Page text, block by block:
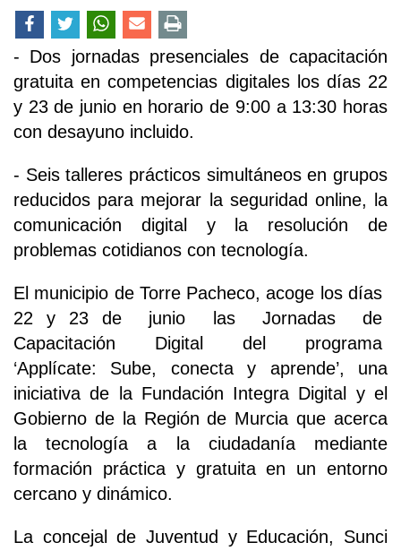
- Dos jornadas presenciales de capacitación
gratuita en competencias digitales los días 22
y 23 de junio en horario de 9:00 a 13:30 horas
con desayuno incluido.
- Seis talleres prácticos simultáneos en grupos
reducidos para mejorar la seguridad online, la
comunicación digital y la resolución de
problemas cotidianos con tecnología.
El municipio de Torre Pacheco, acoge los días
22 y 23 de junio las Jornadas de
Capacitación Digital del programa
‘Applícate: Sube, conecta y aprende’, una
iniciativa de la Fundación Integra Digital y el
Gobierno de la Región de Murcia que acerca
la tecnología a la ciudadanía mediante
formación práctica y gratuita en un entorno
cercano y dinámico.
La concejal de Juventud y Educación, Sunci